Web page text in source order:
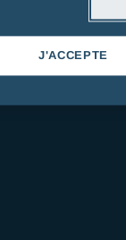
J'ACCEPTE